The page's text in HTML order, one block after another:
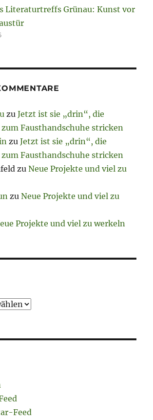
Literaturtreffs Grünau: Kunst vor
zuJetzt ist sie „drin“, die
Fausthandschuhe stricken
zuJetzt ist sie „drin“, die
Fausthandschuhe stricken
zuNeue Projekte und viel zu
zuNeue Projekte und viel zu
Projekte und viel zu werkeln
Feed